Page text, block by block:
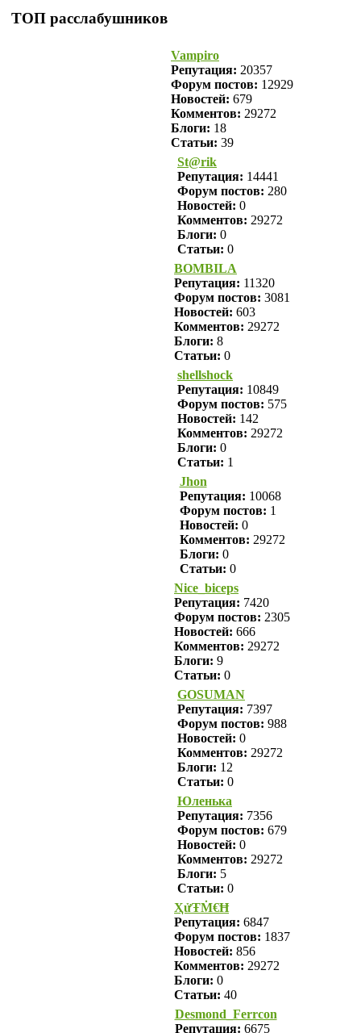
ТОП расслабушников
Vampiro
Репутация: 20357
Форум постов: 12929
Новостей: 679
Комментов: 29272
Блоги: 18
Статьи: 39
St@rik
Репутация: 14441
Форум постов: 280
Новостей: 0
Комментов: 29272
Блоги: 0
Статьи: 0
BOMBILA
Репутация: 11320
Форум постов: 3081
Новостей: 603
Комментов: 29272
Блоги: 8
Статьи: 0
shellshock
Репутация: 10849
Форум постов: 575
Новостей: 142
Комментов: 29272
Блоги: 0
Статьи: 1
Jhon
Репутация: 10068
Форум постов: 1
Новостей: 0
Комментов: 29272
Блоги: 0
Статьи: 0
Nice_biceps
Репутация: 7420
Форум постов: 2305
Новостей: 666
Комментов: 29272
Блоги: 9
Статьи: 0
GOSUMAN
Репутация: 7397
Форум постов: 988
Новостей: 0
Комментов: 29272
Блоги: 12
Статьи: 0
Юленька
Репутация: 7356
Форум постов: 679
Новостей: 0
Комментов: 29272
Блоги: 5
Статьи: 0
ҲửŦṀ€Ħ
Репутация: 6847
Форум постов: 1837
Новостей: 856
Комментов: 29272
Блоги: 0
Статьи: 40
Desmond_Ferrcon
Репутация: 6675